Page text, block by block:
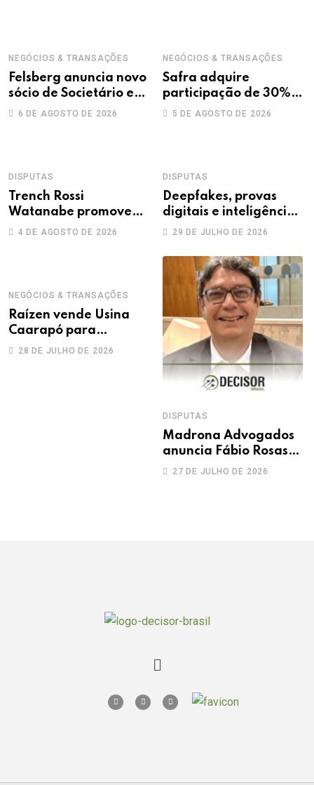
NEGÓCIOS & TRANSAÇÕES
Felsberg anuncia novo
sócio de Societário e
M&A
6 DE AGOSTO DE 2026
NEGÓCIOS & TRANSAÇÕES
Safra adquire
participação de 30%
na Treecorp
5 DE AGOSTO DE 2026
DISPUTAS
Trench Rossi
Watanabe promove
sete advogados a
4 DE AGOSTO DE 2026
DISPUTAS
Deepfakes, provas
digitais e inteligência
artificial: novos
da prova trabalhista
29 DE JULHO DE 2026
NEGÓCIOS & TRANSAÇÕES
Raízen vende Usina
Caarapó para
Adecoagro em
28 DE JULHO DE 2026
DISPUTAS
Madrona Advogados
anuncia Fábio Rosas
como novo sócio
27 DE JULHO DE 2026